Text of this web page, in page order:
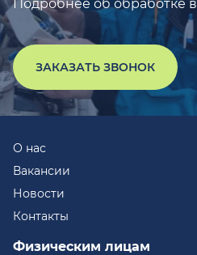
Подробнее об обработке в
ЗАКАЗАТЬ ЗВОНОК
О нас
Вакансии
Новости
Контакты
Физическим лицам